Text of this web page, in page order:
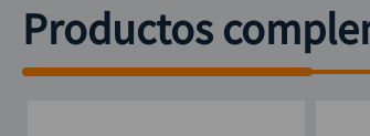
Productos